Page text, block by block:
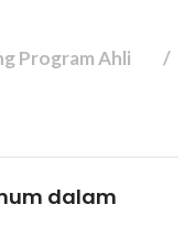
Program Ahli
dalam